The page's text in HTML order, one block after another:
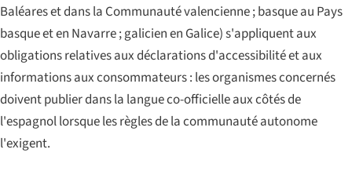
Baléares et dans la Communauté valencienne ; basque au Pays
basque et en Navarre ; galicien en Galice) s'appliquent aux
obligations relatives aux déclarations d'accessibilité et aux
informations aux consommateurs : les organismes concernés
doivent publier dans la langue co-officielle aux côtés de
l'espagnol lorsque les règles de la communauté autonome
l'exigent.